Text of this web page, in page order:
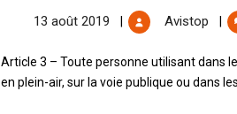
13 août 2019 Avistop
Article 3 – Toute personne utilisant dans le cadre de ses activités professionnelles, à l’intérieur de locaux ou
en plein-air, sur la voie publique ou dans